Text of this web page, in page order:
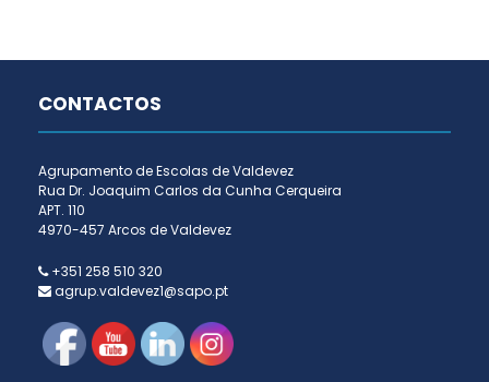
CONTACTOS
Agrupamento de Escolas de Valdevez
Rua Dr. Joaquim Carlos da Cunha Cerqueira
APT. 110
4970-457 Arcos de Valdevez
+351 258 510 320
agrup.valdevez1@sapo.pt